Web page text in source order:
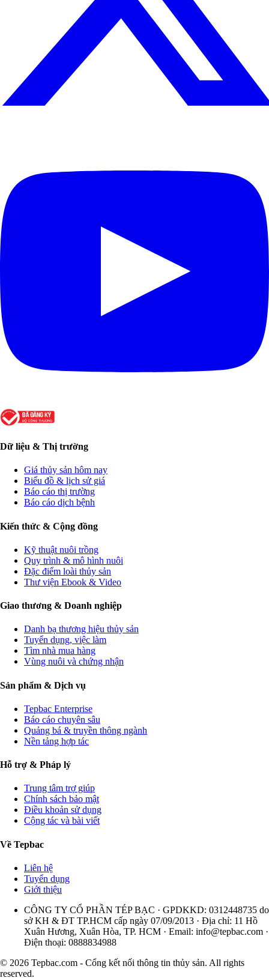
Dữ liệu & Thị trường
Giá thủy sản hôm nay
Biểu đồ & lịch sử giá
Báo cáo thị trường
Báo cáo dịch bệnh
Kiến thức & Cộng đồng
Kỹ thuật nuôi trồng
Quy trình & mô hình nuôi
Đặc điểm loài thủy sản
Thư viện Ebook & Video
Giao thương & Doanh nghiệp
Danh bạ thương hiệu thủy sản
Tuyển dụng, việc làm
Tìm nhà mua hàng
Vùng nuôi và chứng nhận
Sản phẩm & Dịch vụ
Tepbac Enterprise
Báo cáo chuyên sâu
Quảng bá & truyền thông ngành
Nền tảng hợp tác
Hỗ trợ & Pháp lý
Trung tâm trợ giúp
Chính sách bảo mật
Điều khoản sử dụng
Cộng tác và bài viết
Về Tepbac
Liên hệ
Tuyển dụng
Giới thiệu
CÔNG TY CỔ PHẦN TÉP BẠC · GPDKKD: 0312448735 do
sở KH & ĐT TP.HCM cấp ngày 07/09/2013 · Địa chỉ: 11 Hồ
Xuân Hương, Xuân Hòa, TP. HCM · Email: info@tepbac.com ·
Điện thoại: 0888834988
© 2026 Tepbac.com - Cổng kết nối thông tin thủy sản. All rights
reserved.